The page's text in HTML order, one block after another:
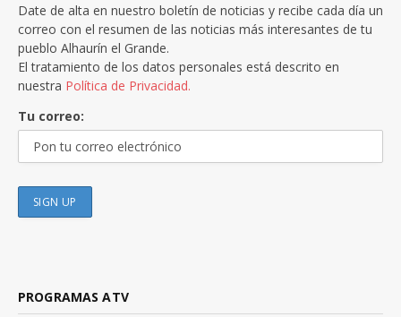
Date de alta en nuestro boletín de noticias y recibe cada día un
correo con el resumen de las noticias más interesantes de tu
pueblo Alhaurín el Grande.
El tratamiento de los datos personales está descrito en
nuestra Política de Privacidad.
Tu correo:
PROGRAMAS ATV